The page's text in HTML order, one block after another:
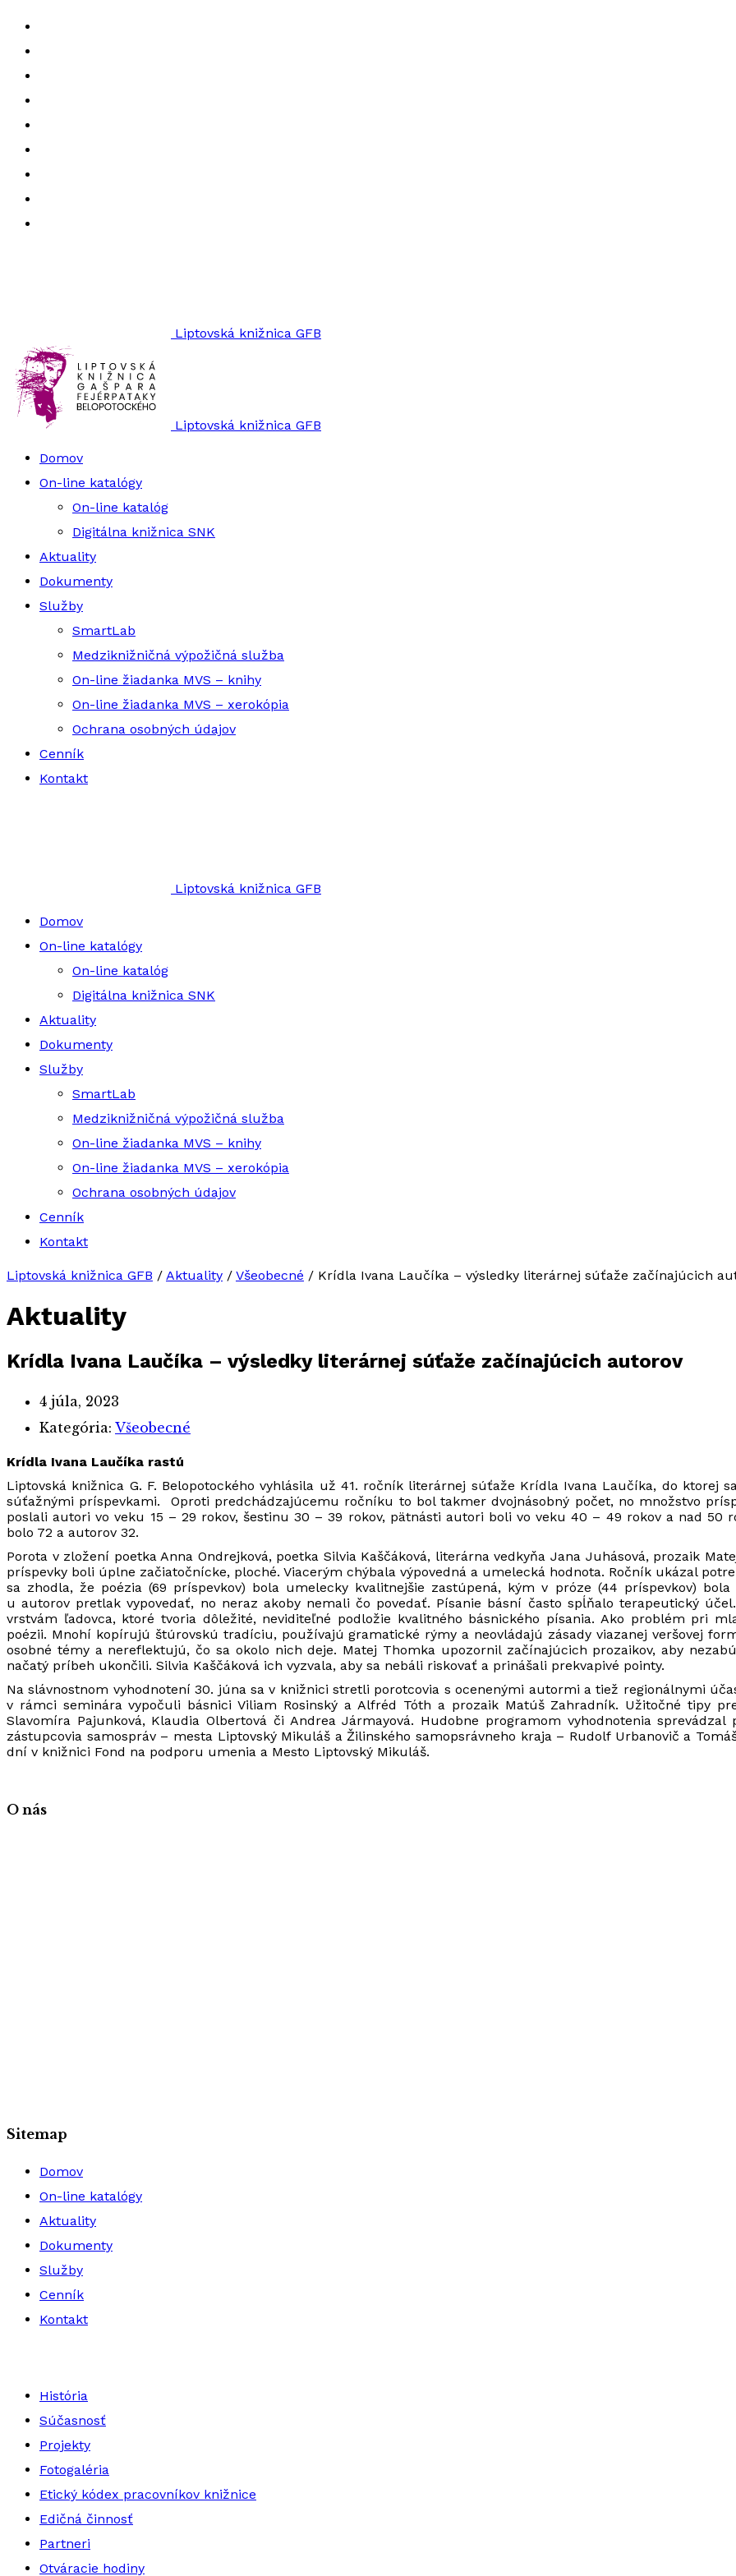
Liptovská knižnica GFB
Liptovská knižnica GFB
Domov
On-line katalógy
On-line katalóg
Digitálna knižnica SNK
Aktuality
Dokumenty
Služby
SmartLab
Medziknižničná výpožičná služba
On-line žiadanka MVS – knihy
On-line žiadanka MVS – xerokópia
Ochrana osobných údajov
Cenník
Kontakt
Liptovská knižnica GFB
Domov
On-line katalógy
On-line katalóg
Digitálna knižnica SNK
Aktuality
Dokumenty
Služby
SmartLab
Medziknižničná výpožičná služba
On-line žiadanka MVS – knihy
On-line žiadanka MVS – xerokópia
Ochrana osobných údajov
Cenník
Kontakt
Liptovská knižnica GFB / Aktuality / Všeobecné / Krídla Ivana Laučíka – výsledky literárnej súťaže začínajúcich
Aktuality
Krídla Ivana Laučíka – výsledky literárnej súťaže začínajúcich autorov
4 júla, 2023
Kategória: Všeobecné
Krídla Ivana Laučíka rastú
Liptovská knižnica G. F. Belopotockého vyhlásila už 41. ročník literárnej súťaže Krídla Ivana Laučíka, do ktorej
súťažnými príspevkami. Oproti predchádzajúcemu ročníku to bol takmer dvojnásobný počet, no množstvo
poslali autori vo veku 15 – 29 rokov, šestinu 30 – 39 rokov, pätnásti autori boli vo veku 40 – 49 rokov a nad
bolo 72 a autorov 32.
Porota v zložení poetka Anna Ondrejková, poetka Silvia Kaščáková, literárna vedkyňa Jana Juhásová, prozaik
príspevky boli úplne začiatočnícke, ploché. Viacerým chýbala výpovedná a umelecká hodnota. Ročník ukázal
sa zhodla, že poézia (69 príspevkov) bola umelecky kvalitnejšie zastúpená, kým v próze (44 príspevkov)
u autorov pretlak vypovedať, no neraz akoby nemali čo povedať. Písanie básní často spĺňalo terapeutický
vrstvám ľadovca, ktoré tvoria dôležité, neviditeľné podložie kvalitného básnického písania. Ako problém pri
poézii. Mnohí kopírujú štúrovskú tradíciu, používajú gramatické rýmy a neovládajú zásady viazanej veršovej
osobné témy a nereflektujú, čo sa okolo nich deje. Matej Thomka upozornil začínajúcich prozaikov, aby
načatý príbeh ukončili. Silvia Kaščáková ich vyzvala, aby sa nebáli riskovať a prinášali prekvapivé pointy.
Na slávnostnom vyhodnotení 30. júna sa v knižnici stretli porotcovia s ocenenými autormi a tiež regionálnymi
v rámci seminára vypočuli básnici Viliam Rosinský a Alfréd Tóth a prozaik Matúš Zahradník. Užitočné tipy
Slavomíra Pajunková, Klaudia Olbertová či Andrea Jármayová. Hudobne programom vyhodnotenia
zástupcovia samospráv – mesta Liptovský Mikuláš a Žilinského samopsrávneho kraja – Rudolf Urbanovič a
dní v knižnici Fond na podporu umenia a Mesto Liptovský Mikuláš.
O nás
Sitemap
Domov
On-line katalógy
Aktuality
Dokumenty
Služby
Cenník
Kontakt
História
Súčasnosť
Projekty
Fotogaléria
Etický kódex pracovníkov knižnice
Edičná činnosť
Partneri
Otváracie hodiny